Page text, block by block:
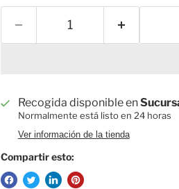
Recogida disponible en
Normalmente está listo en 24 horas
Ver información de la tienda
Compartir esto: